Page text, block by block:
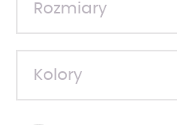
Rozmiary
Kolory